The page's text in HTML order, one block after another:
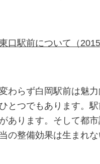
口駅前について （
わらず白岡駅前は魅
とつでもあります。
あります。そして都
の整備効果は生まれ